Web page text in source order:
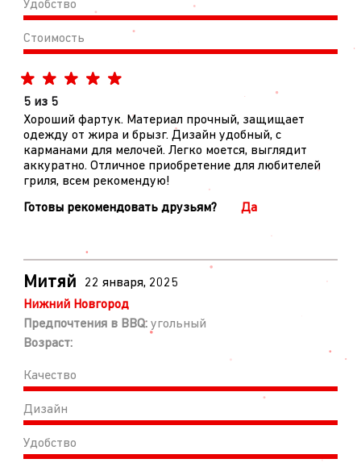
Удобство
Стоимость
5 из 5
Хороший фартук. Материал прочный, защищает
одежду от жира и брызг. Дизайн удобный, с
карманами для мелочей. Легко моется, выглядит
аккуратно. Отличное приобретение для любителей
гриля, всем рекомендую!
Готовы рекомендовать друзьям? Да
Митяй
22 января, 2025
Нижний Новгород
Предпочтения в BBQ: угольный
Возраст:
Качество
Дизайн
Удобство